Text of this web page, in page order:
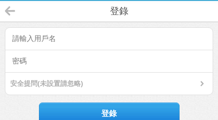
登錄
安全提問(未設置請忽略)
登錄